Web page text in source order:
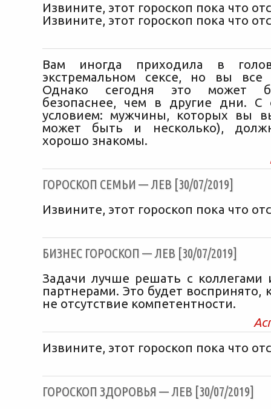
Извините, этот гороскоп пока что
Извините, этот гороскоп пока что
Вам иногда приходила в
экстремальном сексе, но вы все
Однако сегодня это может
безопаснее, чем в другие дни. С
условием: мужчины, которых вы
может быть и несколько),
хорошо знакомы.
ГОРОСКОП СЕМЬИ — ЛЕВ [30/07/2019]
Извините, этот гороскоп пока что
БИЗНЕС ГОРОСКОП — ЛЕВ [30/07/2019]
Задачи лучше решать с
партнерами. Это будет воспринято,
не отсутствие компетентности.
Извините, этот гороскоп пока что
ГОРОСКОП ЗДОРОВЬЯ — ЛЕВ [30/07/2019]